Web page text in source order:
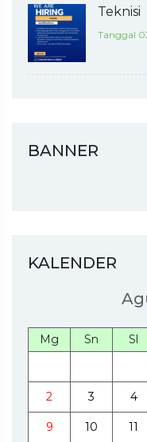
Teknisi
Tanggal
BANNER
KALENDER
Mg Sn Sl
2 3 4
9 10 11